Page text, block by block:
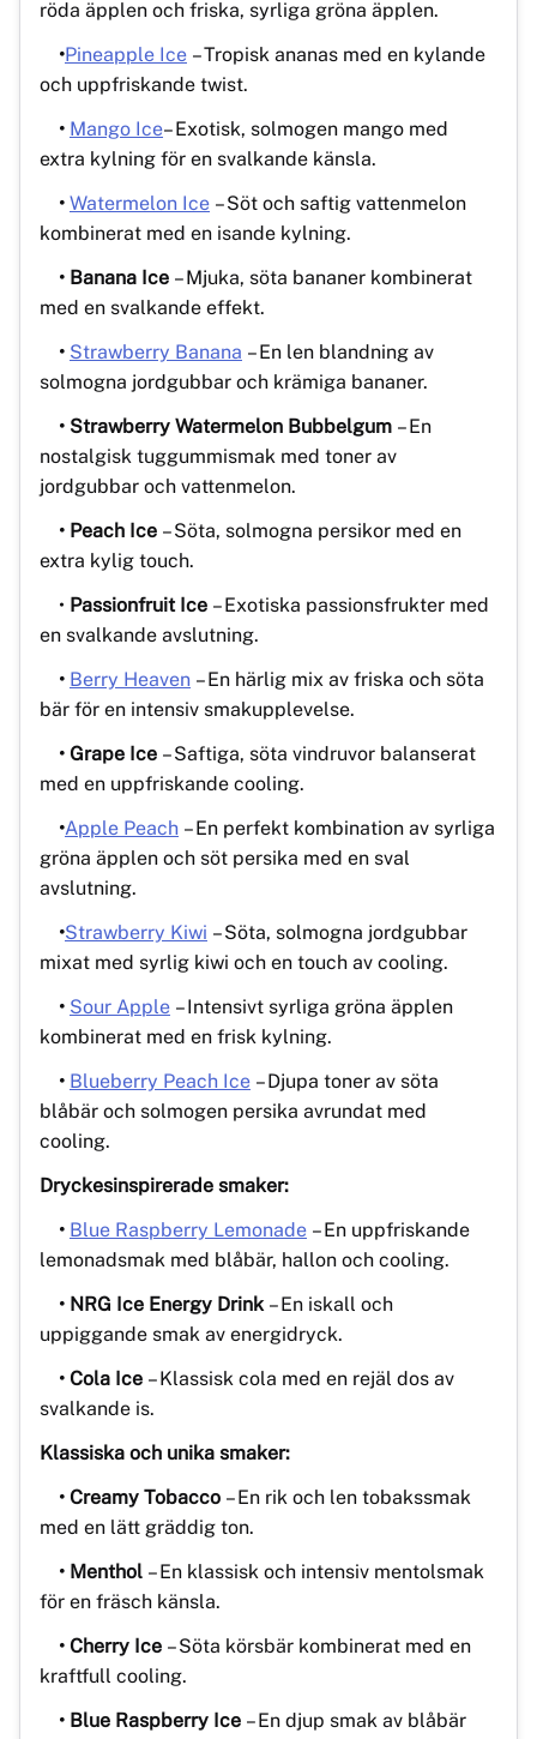
röda äpplen och friska, syrliga gröna äpplen.
•Pineapple Ice – Tropisk ananas med en kylande
och uppfriskande twist.
• Mango Ice– Exotisk, solmogen mango med
extra kylning för en svalkande känsla.
• Watermelon Ice – Söt och saftig vattenmelon
kombinerat med en isande kylning.
• Banana Ice – Mjuka, söta bananer kombinerat
med en svalkande effekt.
• Strawberry Banana – En len blandning av
solmogna jordgubbar och krämiga bananer.
• Strawberry Watermelon Bubbelgum – En
nostalgisk tuggummismak med toner av
jordgubbar och vattenmelon.
• Peach Ice – Söta, solmogna persikor med en
extra kylig touch.
• Passionfruit Ice – Exotiska passionsfrukter med
en svalkande avslutning.
• Berry Heaven – En härlig mix av friska och söta
bär för en intensiv smakupplevelse.
• Grape Ice – Saftiga, söta vindruvor balanserat
med en uppfriskande cooling.
•Apple Peach – En perfekt kombination av syrliga
gröna äpplen och söt persika med en sval
avslutning.
•Strawberry Kiwi – Söta, solmogna jordgubbar
mixat med syrlig kiwi och en touch av cooling.
• Sour Apple – Intensivt syrliga gröna äpplen
kombinerat med en frisk kylning.
• Blueberry Peach Ice – Djupa toner av söta
blåbär och solmogen persika avrundat med
cooling.
Dryckesinspirerade smaker:
• Blue Raspberry Lemonade – En uppfriskande
lemonadsmak med blåbär, hallon och cooling.
• NRG Ice Energy Drink – En iskall och
uppiggande smak av energidryck.
• Cola Ice – Klassisk cola med en rejäl dos av
svalkande is.
Klassiska och unika smaker:
• Creamy Tobacco – En rik och len tobakssmak
med en lätt gräddig ton.
• Menthol – En klassisk och intensiv mentolsmak
för en fräsch känsla.
• Cherry Ice – Söta körsbär kombinerat med en
kraftfull cooling.
• Blue Raspberry Ice – En djup smak av blåbär